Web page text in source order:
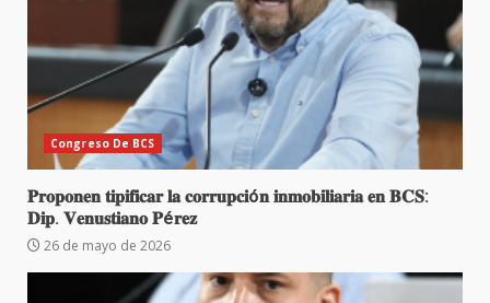
Congreso De BCS
𝐏𝐫𝐨𝐩𝐨𝐧𝐞𝐧 𝐭𝐢𝐩𝐢𝐟𝐢𝐜𝐚𝐫 𝐥𝐚 𝐜𝐨𝐫𝐫𝐮𝐩𝐜𝐢ó𝐧 𝐢𝐧𝐦𝐨𝐛𝐢𝐥𝐢𝐚𝐫𝐢𝐚 𝐞𝐧 𝐁𝐂𝐒:
𝐃𝐢𝐩. 𝐕𝐞𝐧𝐮𝐬𝐭𝐢𝐚𝐧𝐨 𝐏é𝐫𝐞𝐳
26 de mayo de 2026